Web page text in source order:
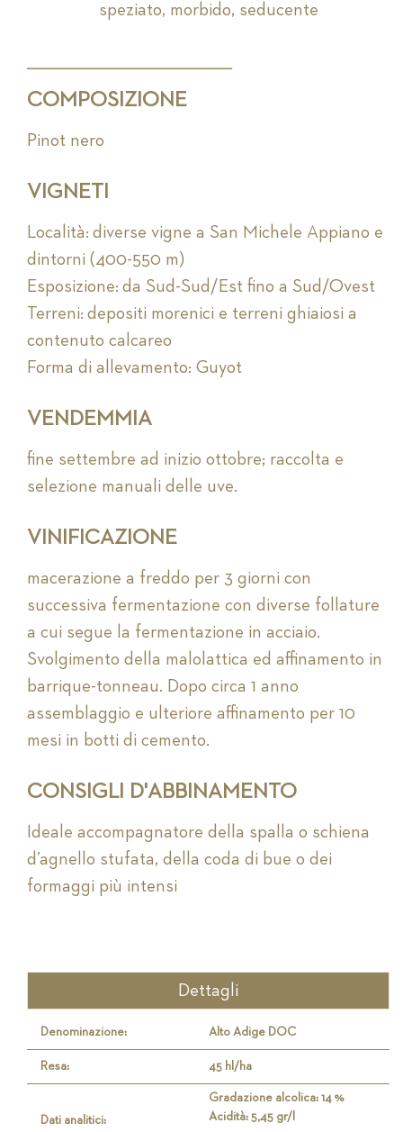
speziato, morbido, seducente
COMPOSIZIONE
Pinot nero
VIGNETI
Località: diverse vigne a San Michele Appiano e
dintorni (400-550 m)
Esposizione: da Sud-Sud/Est fino a Sud/Ovest
Terreni: depositi morenici e terreni ghiaiosi a
contenuto calcareo
Forma di allevamento: Guyot
VENDEMMIA
fine settembre ad inizio ottobre; raccolta e
selezione manuali delle uve.
VINIFICAZIONE
macerazione a freddo per 3 giorni con
successiva fermentazione con diverse follature
a cui segue la fermentazione in acciaio.
Svolgimento della malolattica ed affinamento in
barrique-tonneau. Dopo circa 1 anno
assemblaggio e ulteriore affinamento per 10
mesi in botti di cemento.
CONSIGLI D'ABBINAMENTO
Ideale accompagnatore della spalla o schiena
d’agnello stufata, della coda di bue o dei
formaggi più intensi
Dettagli
Denominazione: Alto Adige DOC
Resa: 45 hl/ha
Dati analitici:
Gradazione alcolica: 14 %
Acidità: 5,45 gr/l